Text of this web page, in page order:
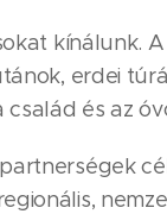
kínálunk.
erdei
család és az